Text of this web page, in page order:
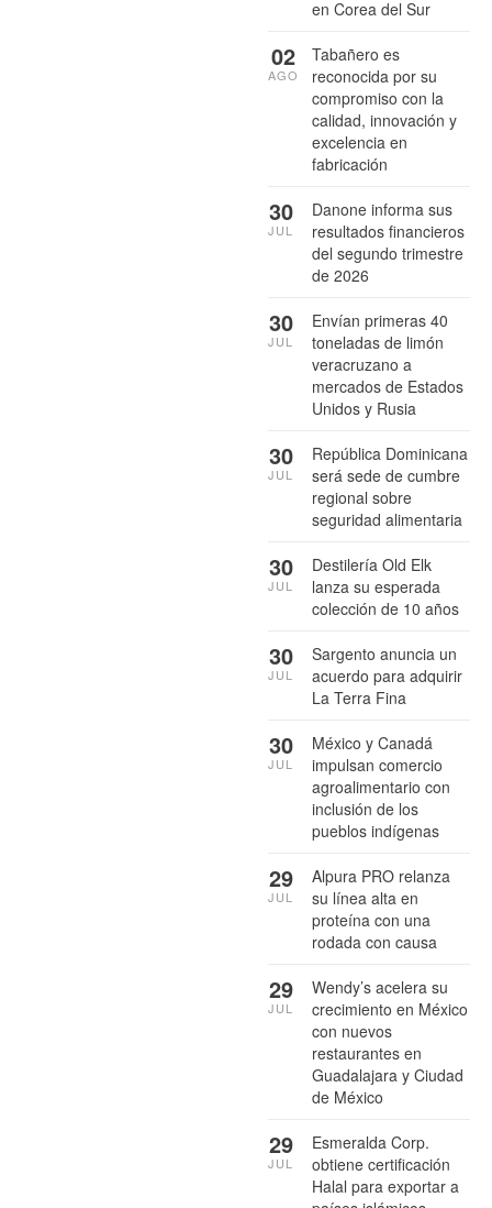
en Corea del Sur
Tabañero es
reconocida por su
compromiso con la
calidad, innovación y
excelencia en
fabricación
02
AGO
Danone informa sus
resultados financieros
del segundo trimestre
de 2026
30
JUL
Envían primeras 40
toneladas de limón
veracruzano a
mercados de Estados
Unidos y Rusia
30
JUL
República Dominicana
será sede de cumbre
regional sobre
seguridad alimentaria
30
JUL
Destilería Old Elk
lanza su esperada
colección de 10 años
30
JUL
Sargento anuncia un
acuerdo para adquirir
La Terra Fina
30
JUL
México y Canadá
impulsan comercio
agroalimentario con
inclusión de los
pueblos indígenas
30
JUL
Alpura PRO relanza
su línea alta en
proteína con una
rodada con causa
29
JUL
Wendy’s acelera su
crecimiento en México
con nuevos
restaurantes en
Guadalajara y Ciudad
de México
29
JUL
Esmeralda Corp.
obtiene certificación
Halal para exportar a
29
JUL